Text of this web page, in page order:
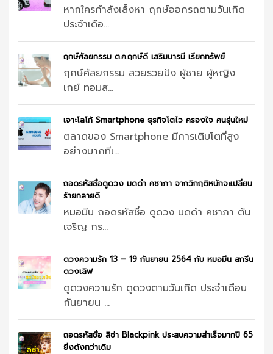
หากใครกำลังเล็งหา ฤกษ์ออกรถตามวันเกิด
ประจำเดือ...
ฤกษ์ศัลยกรรม ต.ค.ฤกษ์ดี เสริมบารมี เรียกทรัพย์
ฤกษ์ศัลยกรรม สวยรวยปัง ผู้ชาย ผู้หญิง
เกย์ ทอมส...
เจาะโลโก้ Smartphone ธุรกิจโตไว ครองใจ คนรุ่นใหม่
ตลาดของ Smartphone มีการเติบโตที่สูง
อย่างมากทีเ...
ถอดรหัสชื่อดูดวง มดดำ คชาภา จากวิกฤติหนักจะเปลี่ยน
ร้ายกลายดี
หมอมีน ถอดรหัสชื่อ ดูดวง มดดำ คชาภา ตัน
เจริญ กร...
ดวงความรัก 13 – 19 กันยายน 2564 กับ หมอมีน สกรีน
ดวงเลิฟ
ดูดวงความรัก ดูดวงตามวันเกิด ประจำเดือน
กันยายน ...
ถอดรหัสชื่อ ลิซ่า Blackpink ประสบความสำเร็จมากปี 65
ยิ่งดังกว่าเดิม